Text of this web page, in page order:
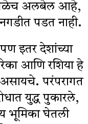
सगळेच अलबेल आहे,
पडत नाही.
इतर देशांच्या
आणि रशिया हे
परंपरागत
युद्ध पुकारले,
भूमिका घेतली